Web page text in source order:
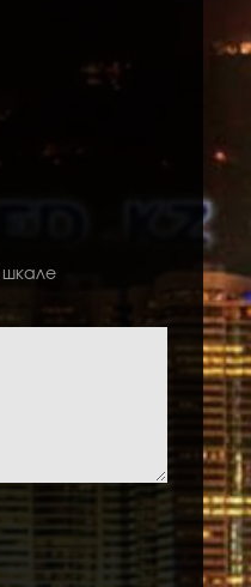
шкале